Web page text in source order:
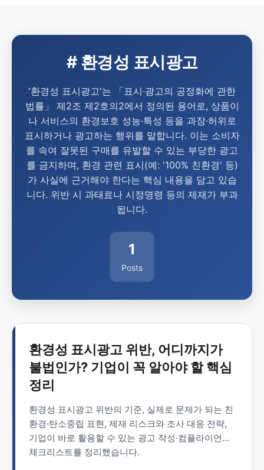
# 환경성 표시광고
'환경성 표시광고'는 「표시·광고의 공정화에 관한
법률」 제2조 제2호의2에서 정의된 용어로, 상품이
나 서비스의 환경보호 성능·특성 등을 과장·허위로
표시하거나 광고하는 행위를 말합니다. 이는 소비자
를 속여 잘못된 구매를 유발할 수 있는 부당한 광고
를 금지하며, 환경 관련 표시(예: '100% 친환경' 등)
가 사실에 근거해야 한다는 핵심 내용을 담고 있습
니다. 위반 시 과태료나 시정명령 등의 제재가 부과
됩니다.
1
Posts
환경성 표시광고 위반, 어디까지가
불법인가? 기업이 꼭 알아야 할 핵심
정리
환경성 표시광고 위반의 기준, 실제로 문제가 되는 친
환경·탄소중립 표현, 제재 리스크와 조사 대응 전략,
기업이 바로 활용할 수 있는 광고 작성·컴플라이언스
체크리스트를 정리했습니다.